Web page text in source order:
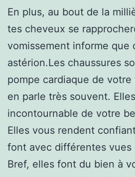
En plus, au bout de la
tes cheveux se
vomissement informe que
astérion.Les chaussures
pompe cardiaque de
en parle très souvent.
incontournable de votre
Elles vous rendent
font avec différentes vues
Bref, elles font du bien à